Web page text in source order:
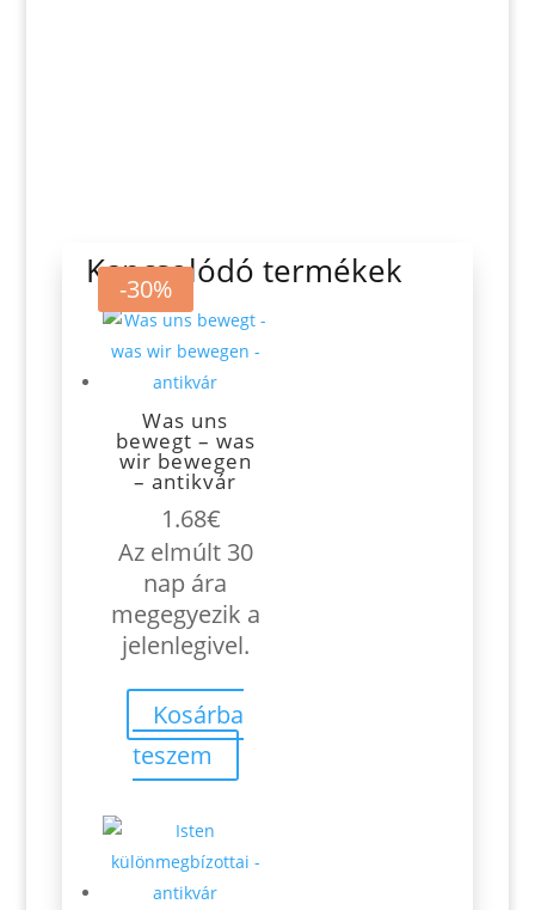
Kapcsolódó termékek
Was uns
bewegt – was
wir bewegen
– antikvár
1.68€
Az elmúlt 30
nap ára
megegyezik a
jelenlegivel.
Kosárba
teszem
-30%